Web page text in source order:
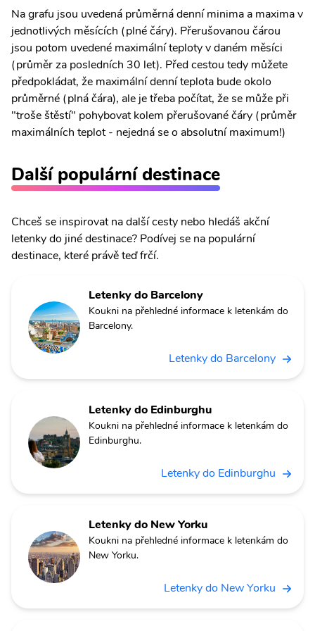
Na grafu jsou uvedená průměrná denní minima a maxima v
jednotlivých měsících (plné čáry). Přerušovanou čárou
jsou potom uvedené maximální teploty v daném měsíci
(průměr za posledních 30 let). Před cestou tedy můžete
předpokládat, že maximální denní teplota bude okolo
průměrné (plná čára), ale je třeba počítat, že se může při
"troše štěstí" pohybovat kolem přerušované čáry (průměr
maximálních teplot - nejedná se o absolutní maximum!)
Další populární destinace
Chceš se inspirovat na další cesty nebo hledáš akční
letenky do jiné destinace? Podívej se na populární
destinace, které právě teď frčí.
Letenky do Barcelony
Koukni na přehledné informace k letenkám do
Barcelony.
Letenky do Barcelony
Letenky do Edinburghu
Koukni na přehledné informace k letenkám do
Edinburghu.
Letenky do Edinburghu
Letenky do New Yorku
Koukni na přehledné informace k letenkám do
New Yorku.
Letenky do New Yorku